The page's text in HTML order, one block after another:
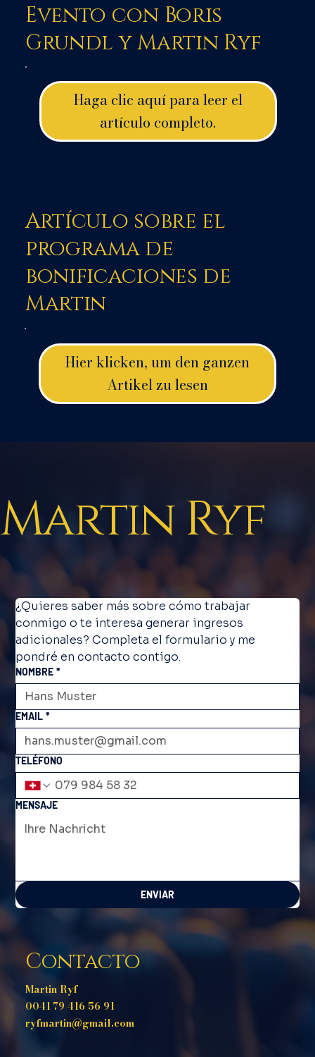
Evento con Boris
Grundl y Martin Ryf
Haga clic aquí para leer el
artículo completo.
Artículo sobre el
programa de
bonificaciones de
Martin
Hier klicken, um den ganzen
Artikel zu lesen
Martin Ryf
Contacto
Martin Ryf
0041 79 416 56 91
ryfmartin@gmail.com
¿Quieres saber más sobre cómo trabajar
conmigo o te interesa generar ingresos
adicionales? Completa el formulario y me
pondré en contacto contigo.
NOMBRE *
EMAIL *
TELÉFONO
MENSAJE
ENVIAR